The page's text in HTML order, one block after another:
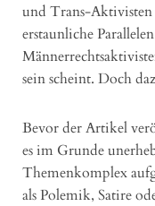
und Trans-
erstaunliche
sein scheint. Doch
Bevor der Artikel
es im Grunde
Themenkomplex
als Polemik, Satire